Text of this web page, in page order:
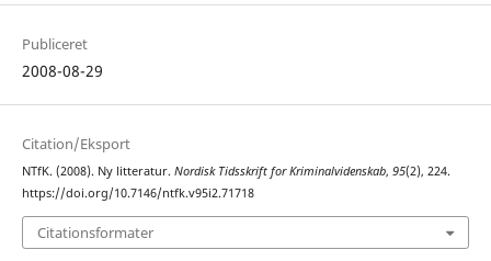
Publiceret
2008-08-29
Citation/Eksport
NTfK. (2008). Ny litteratur. Nordisk Tidsskrift for Kriminalvidenskab, 95(2), 224.
https://doi.org/10.7146/ntfk.v95i2.71718
Citationsformater